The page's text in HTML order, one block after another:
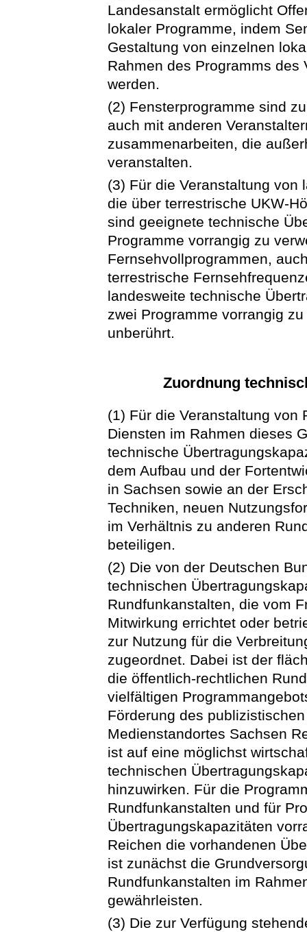
Landesanstalt ermöglicht
lokaler Programme, indem
Gestaltung von einzelnen
Rahmen des Programms des
werden.
(2) Fensterprogramme sind
auch mit anderen
zusammenarbeiten, die
veranstalten.
(3) Für die Veranstaltung von
die über terrestrische UKW-
sind geeignete technische
Programme vorrangig zu
Fernsehvollprogrammen,
terrestrische
landesweite technische
zwei Programme vorrangig
unberührt.
Zuordnung
(1) Für die Veranstaltung von
Diensten im Rahmen dieses
technische
dem Aufbau und der
in Sachsen sowie an der
Techniken, neuen
im Verhältnis zu anderen
beteiligen.
(2) Die von der Deutschen
technischen
Rundfunkanstalten, die vom
Mitwirkung errichtet oder
zur Nutzung für die
zugeordnet. Dabei ist der
die öffentlich-rechtlichen
vielfältigen
Förderung des
Medienstandortes Sachsen
ist auf eine möglichst
technischen
hinzuwirken. Für die
Rundfunkanstalten und für
Übertragungskapazitäten
Reichen die vorhandenen
ist zunächst die
Rundfunkanstalten im
gewährleisten.
(3) Die zur Verfügung